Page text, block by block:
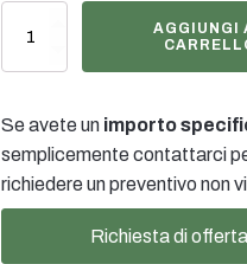
Weithalsflasche
Food
AGGIUNGI
Se avete un importo
semplicemente contattarci
richiedere un preventivo non
Richiesta di offerta